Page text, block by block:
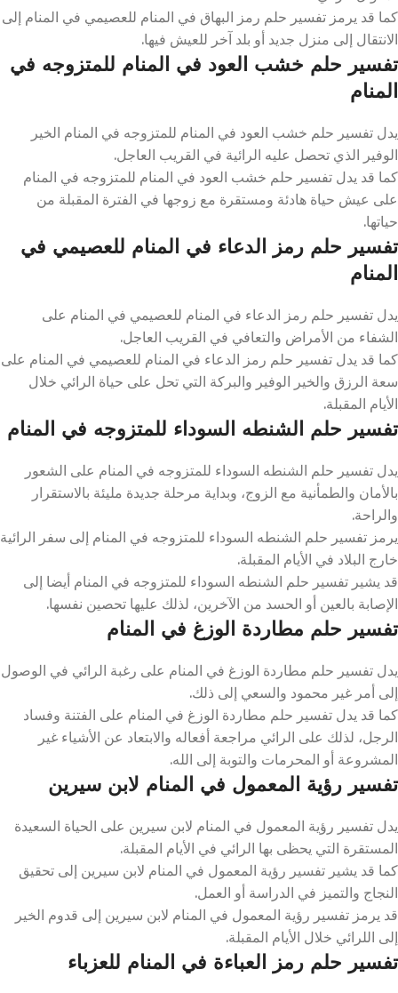
كما قد يرمز تفسير حلم رمز البهاق في المنام للعصيمي في المنام إلى
الانتقال إلى منزل جديد أو بلد آخر للعيش فيها.
تفسير حلم خشب العود في المنام للمتزوجه في
المنام
يدل تفسير حلم خشب العود في المنام للمتزوجه في المنام الخير
الوفير الذي تحصل عليه الرائية في القريب العاجل.
كما قد يدل تفسير حلم خشب العود في المنام للمتزوجه في المنام
على عيش حياة هادئة ومستقرة مع زوجها في الفترة المقبلة من
حياتها.
تفسير حلم رمز الدعاء في المنام للعصيمي في
المنام
يدل تفسير حلم رمز الدعاء في المنام للعصيمي في المنام على
الشفاء من الأمراض والتعافي في القريب العاجل.
كما قد يدل تفسير حلم رمز الدعاء في المنام للعصيمي في المنام على
سعة الرزق والخير الوفير والبركة التي تحل على حياة الرائي خلال
الأيام المقبلة.
تفسير حلم الشنطه السوداء للمتزوجه في المنام
يدل تفسير حلم الشنطه السوداء للمتزوجه في المنام على الشعور
بالأمان والطمأنية مع الزوج، وبداية مرحلة جديدة مليئة بالاستقرار
والراحة.
يرمز تفسير حلم الشنطه السوداء للمتزوجه في المنام إلى سفر الرائية
خارج البلاد في الأيام المقبلة.
قد يشير تفسير حلم الشنطه السوداء للمتزوجه في المنام أيضا إلى
الإصابة بالعين أو الحسد من الآخرين، لذلك عليها تحصين نفسها.
تفسير حلم مطاردة الوزغ في المنام
يدل تفسير حلم مطاردة الوزغ في المنام على رغبة الرائي في الوصول
إلى أمر غير محمود والسعي إلى ذلك.
كما قد يدل تفسير حلم مطاردة الوزغ في المنام على الفتنة وفساد
الرجل، لذلك على الرائي مراجعة أفعاله والابتعاد عن الأشياء غير
المشروعة أو المحرمات والتوبة إلى الله.
تفسير رؤية المعمول في المنام لابن سيرين
يدل تفسير رؤية المعمول في المنام لابن سيرين على الحياة السعيدة
المستقرة التي يحظى بها الرائي في الأيام المقبلة.
كما قد يشير تفسير رؤية المعمول في المنام لابن سيرين إلى تحقيق
النجاج والتميز في الدراسة أو العمل.
قد يرمز تفسير رؤية المعمول في المنام لابن سيرين إلى قدوم الخير
إلى اللرائي خلال الأيام المقبلة.
تفسير حلم رمز العباءة في المنام للعزباء